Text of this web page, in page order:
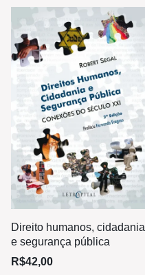
Direito humanos, cidadania
e segurança pública
R$42,00